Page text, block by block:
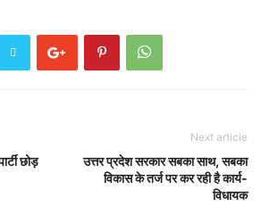
छोड़
Next article
उत्तर प्रदेश सरकार सबका साथ, सबका
विकास के तर्ज पर कर रही है कार्य-
विधायक